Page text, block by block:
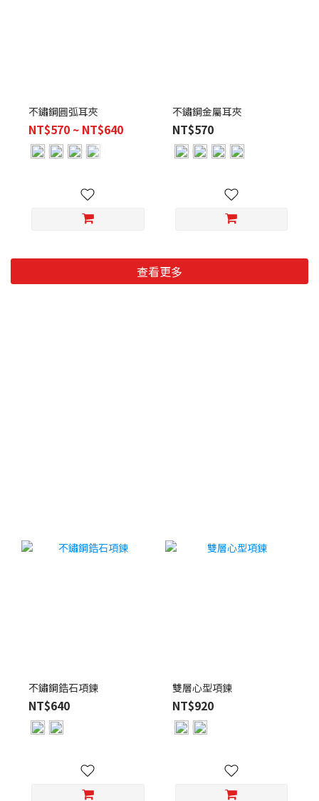
不鏽鋼圓弧耳夾
NT$570 ~ NT$640
不鏽鋼金屬耳夾
NT$570
查看更多
不鏽鋼鋯石項鍊
NT$640
雙層心型項鍊
NT$920